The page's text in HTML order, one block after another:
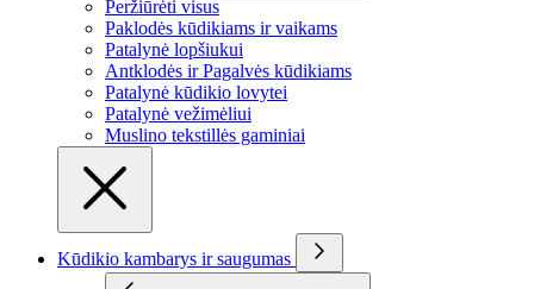
Peržiūrėti visus
Paklodės kūdikiams ir vaikams
Patalynė lopšiukui
Antklodės ir Pagalvės kūdikiams
Patalynė kūdikio lovytei
Patalynė vežimėliui
Muslino tekstillės gaminiai
Kūdikio kambarys ir saugumas